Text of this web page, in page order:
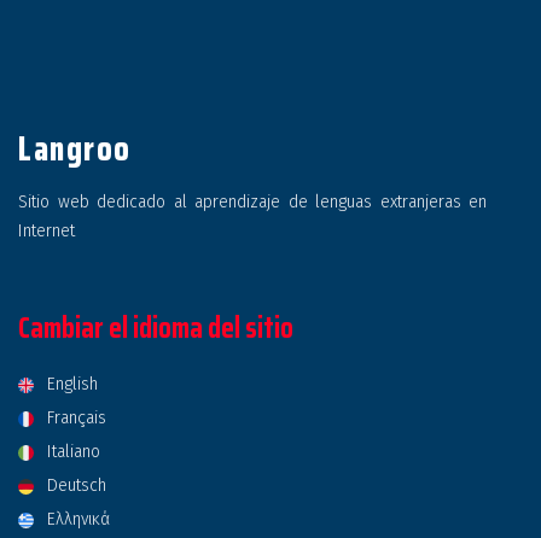
Langroo
Sitio web dedicado al aprendizaje de lenguas extranjeras en
Internet
Cambiar el idioma del sitio
English
Français
Italiano
Deutsch
Ελληνικά